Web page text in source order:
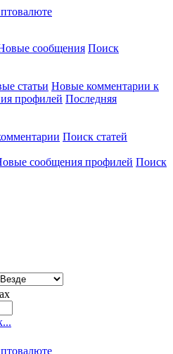
сообщения Поиск
статьи Новые комментарии к
профилей Последняя
Поиск статей
сообщения профилей Поиск